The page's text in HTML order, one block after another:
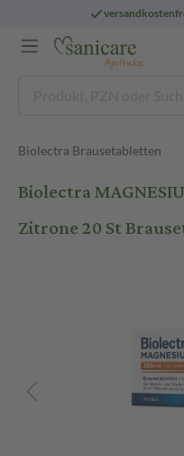
Biolectra Brausetabletten
Biolectra
Zitrone 20 St